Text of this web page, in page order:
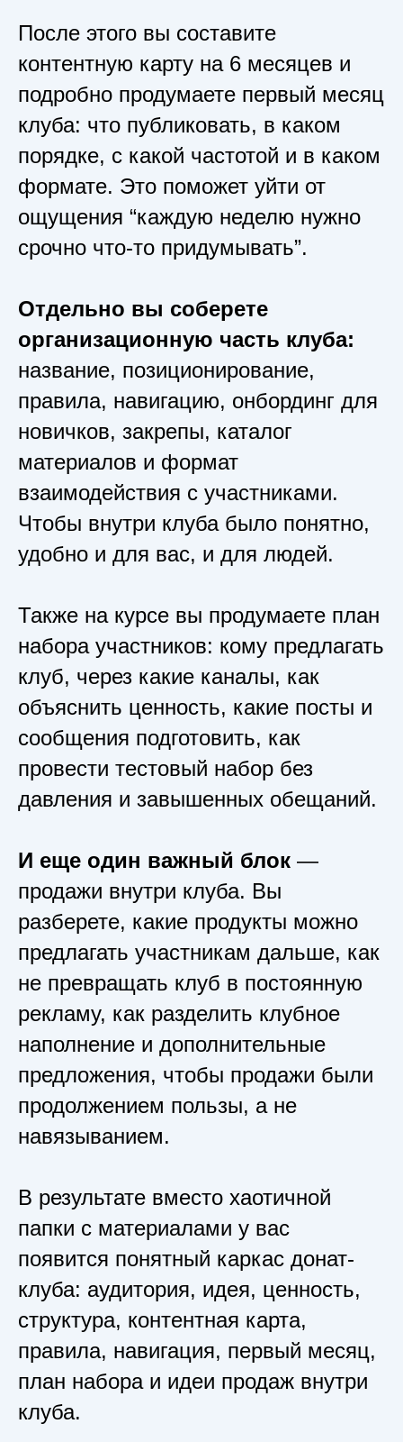
После этого вы составите
контентную карту на 6 месяцев и
подробно продумаете первый месяц
клуба: что публиковать, в каком
порядке, с какой частотой и в каком
формате. Это поможет уйти от
ощущения “каждую неделю нужно
срочно что-то придумывать”.
Отдельно вы соберете
организационную часть клуба:
название, позиционирование,
правила, навигацию, онбординг для
новичков, закрепы, каталог
материалов и формат
взаимодействия с участниками.
Чтобы внутри клуба было понятно,
удобно и для вас, и для людей.
Также на курсе вы продумаете план
набора участников: кому предлагать
клуб, через какие каналы, как
объяснить ценность, какие посты и
сообщения подготовить, как
провести тестовый набор без
давления и завышенных обещаний.
И еще один важный блок —
продажи внутри клуба. Вы
разберете, какие продукты можно
предлагать участникам дальше, как
не превращать клуб в постоянную
рекламу, как разделить клубное
наполнение и дополнительные
предложения, чтобы продажи были
продолжением пользы, а не
навязыванием.
В результате вместо хаотичной
папки с материалами у вас
появится понятный каркас донат-
клуба: аудитория, идея, ценность,
структура, контентная карта,
правила, навигация, первый месяц,
план набора и идеи продаж внутри
клуба.